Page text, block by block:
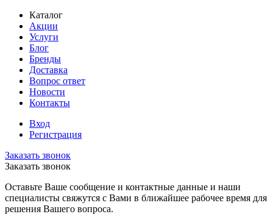
Каталог
Акции
Услуги
Блог
Бренды
Доставка
Вопрос ответ
Новости
Контакты
Вход
Регистрация
Заказать звонок
Заказать звонок
Оставьте Ваше сообщение и контактные данные и наши
специалисты свяжутся с Вами в ближайшее рабочее время для
решения Вашего вопроса.